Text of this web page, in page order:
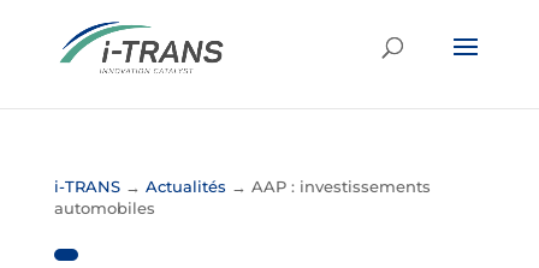
i-TRANS→ Actualités → AAP : investissements
automobiles